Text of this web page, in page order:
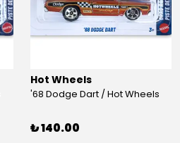
Hot Wheels
'68 Dodge Dart / Hot Wheels
₺ 140.00